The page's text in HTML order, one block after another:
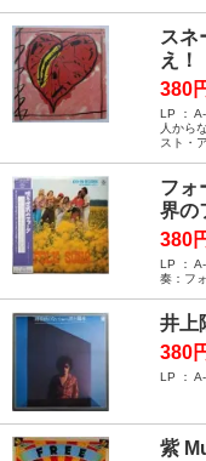
スネ
え！
380
LP ：
人から
スト・
フォ
界の
380
LP ：
奏：フ
井上
380
LP ：
紫